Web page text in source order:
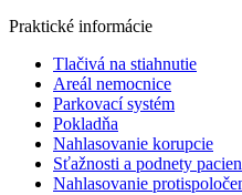
Praktické informácie
Tlačivá na stiahnutie
Areál nemocnice
Parkovací systém
Pokladňa
Nahlasovanie korupcie
Sťažnosti a podnety
Nahlasovanie